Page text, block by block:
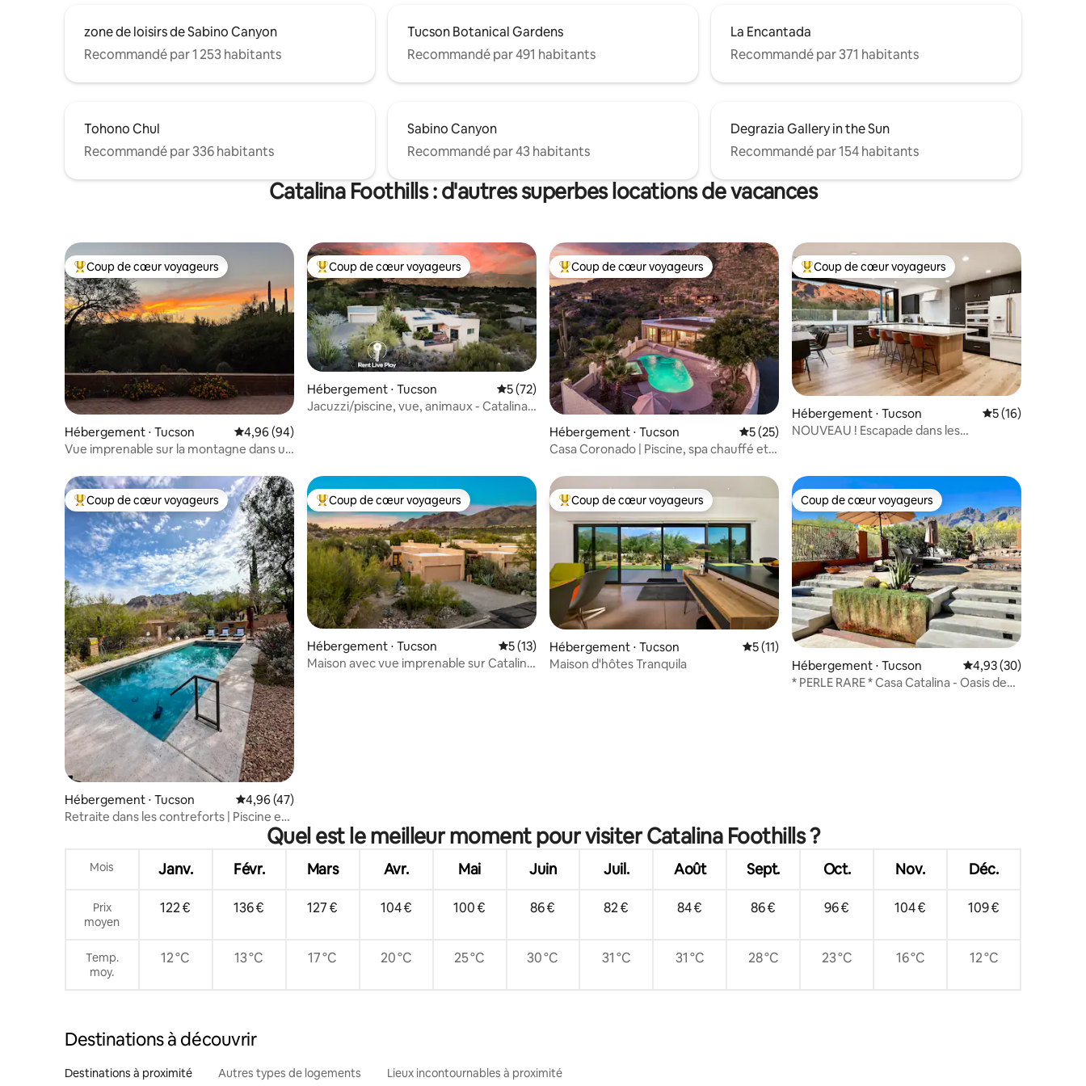
zone de loisirs de Sabino Canyon
Recommandé par 1 253 habitants
Tucson Botanical Gardens
Recommandé par 491 habitants
La Encantada
Recommandé par 371 habitants
Tohono Chul
Recommandé par 336 habitants
Sabino Canyon
Recommandé par 43 habitants
Degrazia Gallery in the Sun
Recommandé par 154 habitants
Catalina Foothills : d'autres superbes locations de vacances
Coups de cœur voyageurs les plus appréciés
Coup de cœur voyageurs
Hébergement ⋅ Tucson Évaluation moyenne sur la base de 94 commentaires : 4,96 sur 5
4,96 (94)
Vue imprenable sur la montagne dans un
Coups de cœur voyageurs les plus appréciés
Coup de cœur voyageurs
Hébergement ⋅ Tucson Évaluation moyenne sur la base de 72 commentaires : 5 sur 5
5 (72)
Jacuzzi/piscine, vue, animaux - Catalina
Coups de cœur voyageurs les plus appréciés
Coup de cœur voyageurs
Hébergement ⋅ Tucson Évaluation moyenne sur la base de 25 commentaires : 5 sur 5
5 (25)
Casa Coronado | Piscine, spa chauffé et
Coups de cœur voyageurs les plus appréciés
Coup de cœur voyageurs
Hébergement ⋅ Tucson Évaluation
5 (16)
NOUVEAU ! Escapade dans les
Coups de cœur voyageurs les plus appréciés
Coup de cœur voyageurs
Hébergement ⋅ Tucson Évaluation moyenne sur la base de 47 commentaires : 4,96 sur 5
4,96 (47)
Retraite dans les contreforts | Piscine et
Coups de cœur voyageurs les plus appréciés
Coup de cœur voyageurs
Hébergement ⋅ Tucson Évaluation moyenne sur la base de 13 commentaires : 5 sur 5
5 (13)
Maison avec vue imprenable sur Catalina
Coups de cœur voyageurs les plus appréciés
Coup de cœur voyageurs
Hébergement ⋅ Tucson Évaluation moyenne sur la base de 11 commentaires : 5 sur 5
5 (11)
Maison d'hôtes Tranquila
Coup de cœur voyageurs
Coup de cœur voyageurs
Hébergement ⋅ Tucson Évaluation moyenne
4,93 (30)
* PERLE RARE * Casa Catalina - Oasis de
Quel est le meilleur moment pour visiter Catalina Foothills ?
Mois Janv. Févr. Mars Avr. Mai Juin Juil. Août Sept. Oct. Nov. Déc.
Prix
moyen
122 € 136 € 127 € 104 € 100 € 86 € 82 € 84 € 86 € 96 € 104 € 109 €
Temp.
moy.
12 °C 13 °C 17 °C 20 °C 25 °C 30 °C 31 °C 31 °C 28 °C 23 °C 16 °C 12 °C
Destinations à découvrir
Destinations à proximité Autres types de logements Lieux incontournables à proximité